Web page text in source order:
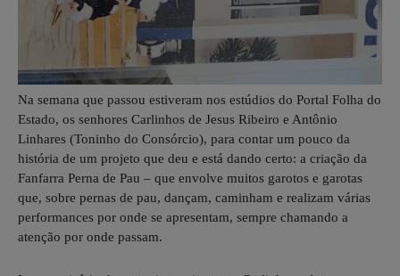
Na semana que passou estiveram nos estúdios do Portal Folha do
Estado, os senhores Carlinhos de Jesus Ribeiro e Antônio
Linhares (Toninho do Consórcio), para contar um pouco da
história de um projeto que deu e está dando certo: a criação da
Fanfarra Perna de Pau – que envolve muitos garotos e garotas
que, sobre pernas de pau, dançam, caminham e realizam várias
performances por onde se apresentam, sempre chamando a
atenção por onde passam.